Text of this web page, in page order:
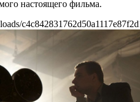
настоящего фильма.